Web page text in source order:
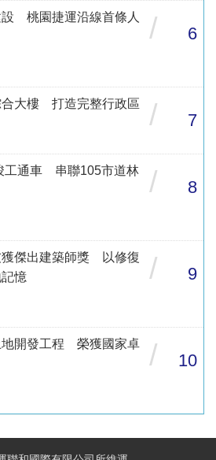
桃園捷運沿線首條人
/ 6
合大樓 打造完整行政區
/ 7
工通車 串聯105市道林
/ 8
獲傑出建築師獎 以修復
憶
/ 9
地開發工程 榮獲國家卓
/ 10